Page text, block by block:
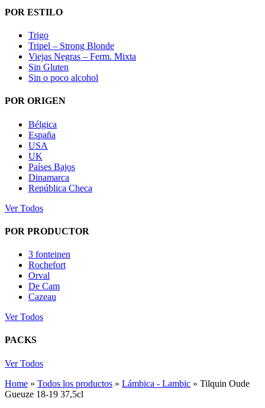
POR ESTILO
Trigo
Tripel – Strong Blonde
Viejas Negras – Ferm. Mixta
Sin Gluten
Sin o poco alcohol
POR ORIGEN
Bélgica
España
USA
UK
Países Bajos
Dinamarca
República Checa
Ver Todos
POR PRODUCTOR
3 fonteinen
Rochefort
Orval
De Cam
Cazeau
Ver Todos
PACKS
Ver Todos
Home » Todos los productos » Lámbica - Lambic » Tilquin Oude
Gueuze 18-19 37,5cl